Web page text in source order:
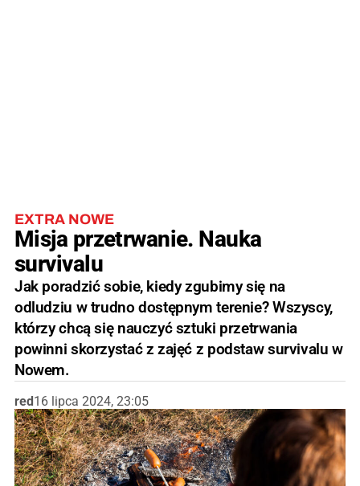
EXTRA NOWE
Misja przetrwanie. Nauka
survivalu
Jak poradzić sobie, kiedy zgubimy się na
odludziu w trudno dostępnym terenie? Wszyscy,
którzy chcą się nauczyć sztuki przetrwania
powinni skorzystać z zajęć z podstaw survivalu w
Nowem.
red16 lipca 2024, 23:05